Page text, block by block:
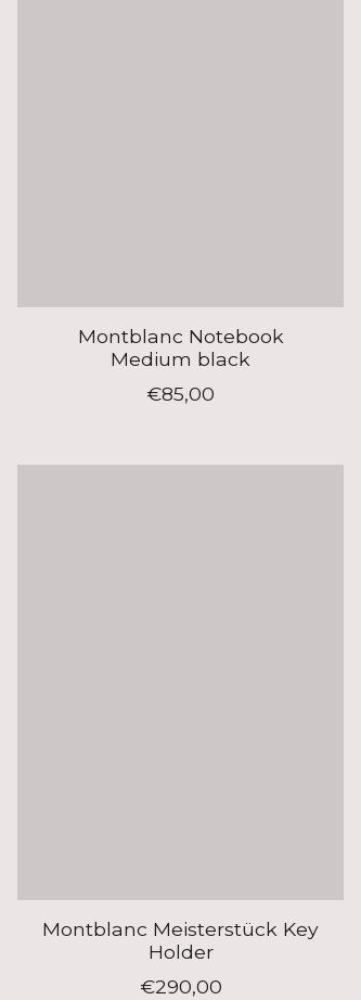
Montblanc Notebook
Medium black
€85,00
Montblanc Meisterstück Key
Holder
€290,00